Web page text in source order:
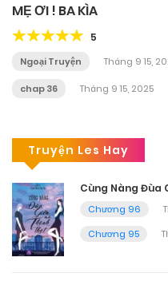
MẸ ƠI ! BA KÌA
5
Ngoại Truyện Tháng 9 15,
chap 36 Tháng 9 15, 2025
Truyện Les Hay
Cùng Nàng Đùa
Chương 96
Chương 95